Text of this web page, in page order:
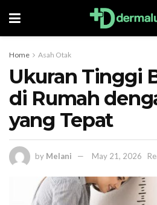
Home Asah Otak
Ukuran Tinggi
di Rumah
yang Tepat
by Melani May 21, 2026